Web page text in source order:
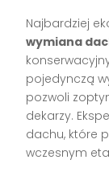
Najbardziej
wymiana
pojedynczą
pozwoli
dekarzy.
dachu, które
wczesnym